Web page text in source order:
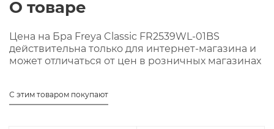
О товаре
Цена на Бра Freya Classic FR2539WL-01BS
действительна только для интернет-магазина и
может отличаться от цен в розничных магазинах
С этим товаром покупают